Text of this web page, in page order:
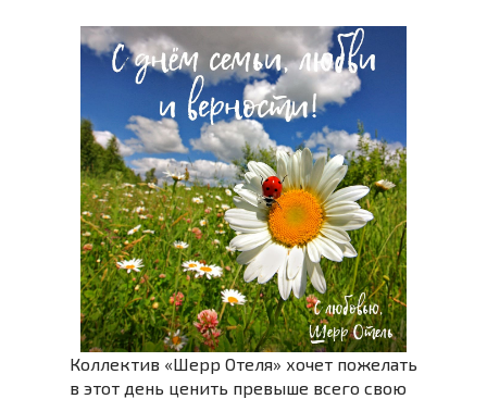
Коллектив «Шерр Отеля» хочет пожелать
в этот день ценить превыше всего свою